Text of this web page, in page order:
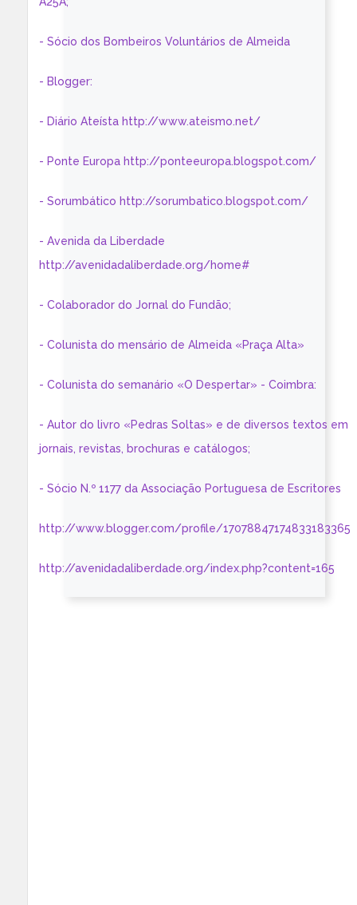
- Sócio dos Bombeiros Voluntários de Almeida
- Blogger:
- Diário Ateísta http://www.ateismo.net/
- Ponte Europa http://ponteeuropa.blogspot.com/
- Sorumbático http://sorumbatico.blogspot.com/
- Avenida da Liberdade
http://avenidadaliberdade.org/home#
- Colaborador do Jornal do Fundão;
- Colunista do mensário de Almeida «Praça Alta»
- Colunista do semanário «O Despertar» - Coimbra:
- Autor do livro «Pedras Soltas» e de diversos textos em
jornais, revistas, brochuras e catálogos;
- Sócio N.º 1177 da Associação Portuguesa de Escritores
http://www.blogger.com/profile/17078847174833183365
http://avenidadaliberdade.org/index.php?content=165